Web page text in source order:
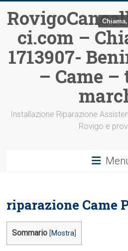
contenutoci.com –
1713907-
– Came –
Installazione Riparazione
Rovigo e
riparazione Came
Sommario Mostra